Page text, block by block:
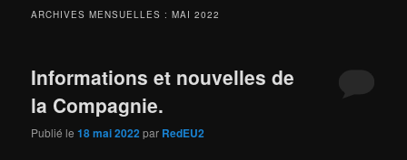
ARCHIVES MENSUELLES :MAI 2022
Informations et nouvelles de
la Compagnie.
Publié le18 mai 2022par RedEU2